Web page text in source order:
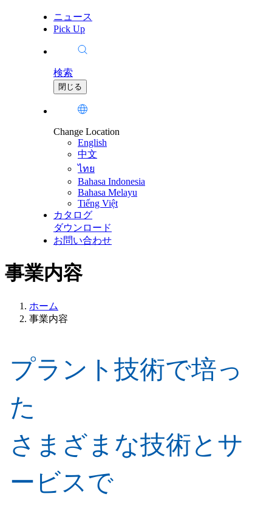
ニュース
Pick Up
検索
閉じる
Change Location
English
中文
ไทย
Bahasa Indonesia
Bahasa Melayu
Tiếng Việt
カタログ
ダウンロード
お問い合わせ
事業内容
ホーム
事業内容
プラント技術で培っ
た
さまざまな技術とサ
ービスで